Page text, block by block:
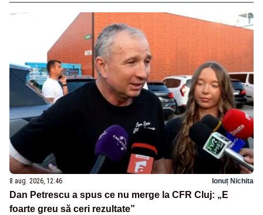
8 aug. 2026, 12:46 Ionuț Nichita
Dan Petrescu a spus ce nu merge la CFR Cluj: „E
foarte greu să ceri rezultate”